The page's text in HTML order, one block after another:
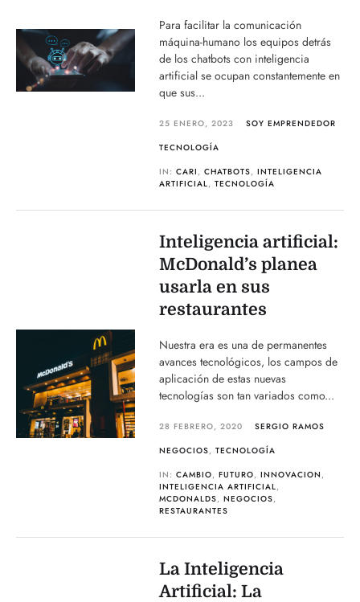
Para facilitar la comunicación
máquina-humano los equipos detrás
de los chatbots con inteligencia
artificial se ocupan constantemente en
que sus...
25 ENERO, 2023
SOY EMPRENDEDOR
TECNOLOGÍA
IN:CARI ,CHATBOTS,INTELIGENCIA
ARTIFICIAL,TECNOLOGÍA
Inteligencia artificial:
McDonald’s planea
usarla en sus
restaurantes
Nuestra era es una de permanentes
avances tecnológicos, los campos de
aplicación de estas nuevas
tecnologías son tan variados como...
28 FEBRERO, 2020
SERGIO RAMOS
NEGOCIOS,TECNOLOGÍA
IN:CAMBIO,FUTURO,INNOVACION ,
INTELIGENCIA ARTIFICIAL,
MCDONALDS,NEGOCIOS,
RESTAURANTES
La Inteligencia
Artificial: La